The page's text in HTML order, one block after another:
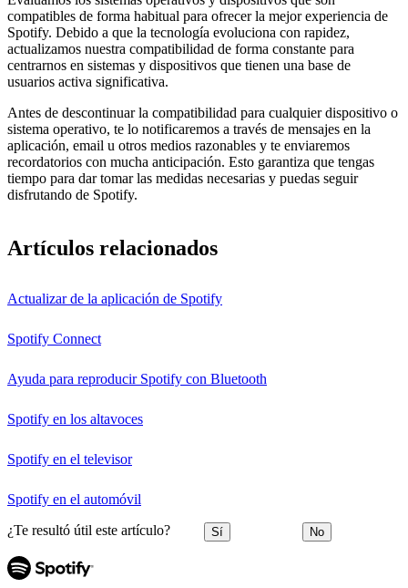
compatibles de forma habitual para ofrecer la mejor experiencia de
Spotify. Debido a que la tecnología evoluciona con rapidez,
actualizamos nuestra compatibilidad de forma constante para
centrarnos en sistemas y dispositivos que tienen una base de
usuarios activa significativa.
Antes de descontinuar la compatibilidad para cualquier dispositivo o
sistema operativo, te lo notificaremos a través de mensajes en la
aplicación, email u otros medios razonables y te enviaremos
recordatorios con mucha anticipación. Esto garantiza que tengas
tiempo para dar tomar las medidas necesarias y puedas seguir
disfrutando de Spotify.
Artículos relacionados
Actualizar de la aplicación de Spotify
Spotify Connect
Ayuda para reproducir Spotify con Bluetooth
Spotify en los altavoces
Spotify en el televisor
Spotify en el automóvil
¿Te resultó útil este artículo? Sí No